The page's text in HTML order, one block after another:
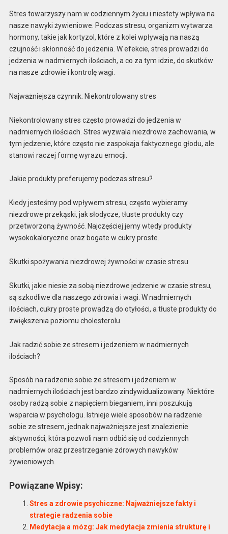
Stres towarzyszy nam w codziennym życiu i niestety wpływa na
nasze nawyki żywieniowe. Podczas stresu, organizm wytwarza
hormony, takie jak kortyzol, które z kolei wpływają na naszą
czujność i skłonność do jedzenia. W efekcie, stres prowadzi do
jedzenia w nadmiernych ilościach, a co za tym idzie, do skutków
na nasze zdrowie i kontrolę wagi.
Najważniejsza czynnik: Niekontrolowany stres
Niekontrolowany stres często prowadzi do jedzenia w
nadmiernych ilościach. Stres wyzwala niezdrowe zachowania, w
tym jedzenie, które często nie zaspokaja faktycznego głodu, ale
stanowi raczej formę wyrazu emocji.
Jakie produkty preferujemy podczas stresu?
Kiedy jesteśmy pod wpływem stresu, często wybieramy
niezdrowe przekąski, jak słodycze, tłuste produkty czy
przetworzoną żywność. Najczęściej jemy wtedy produkty
wysokokaloryczne oraz bogate w cukry proste.
Skutki spożywania niezdrowej żywności w czasie stresu
Skutki, jakie niesie za sobą niezdrowe jedzenie w czasie stresu,
są szkodliwe dla naszego zdrowia i wagi. W nadmiernych
ilościach, cukry proste prowadzą do otyłości, a tłuste produkty do
zwiększenia poziomu cholesterolu.
Jak radzić sobie ze stresem i jedzeniem w nadmiernych
ilościach?
Sposób na radzenie sobie ze stresem i jedzeniem w
nadmiernych ilościach jest bardzo zindywidualizowany. Niektóre
osoby radzą sobie z napięciem bieganiem, inni poszukują
wsparcia w psychologu. Istnieje wiele sposobów na radzenie
sobie ze stresem, jednak najważniejsze jest znalezienie
aktywności, która pozwoli nam odbić się od codziennych
problemów oraz przestrzeganie zdrowych nawyków
żywieniowych.
Powiązane Wpisy:
Stres a zdrowie psychiczne: Najważniejsze fakty i
strategie radzenia sobie
Medytacja a mózg: Jak medytacja zmienia strukturę i